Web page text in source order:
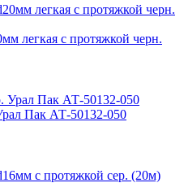
легкая с протяжкой черн.
Пак АТ-50132-050